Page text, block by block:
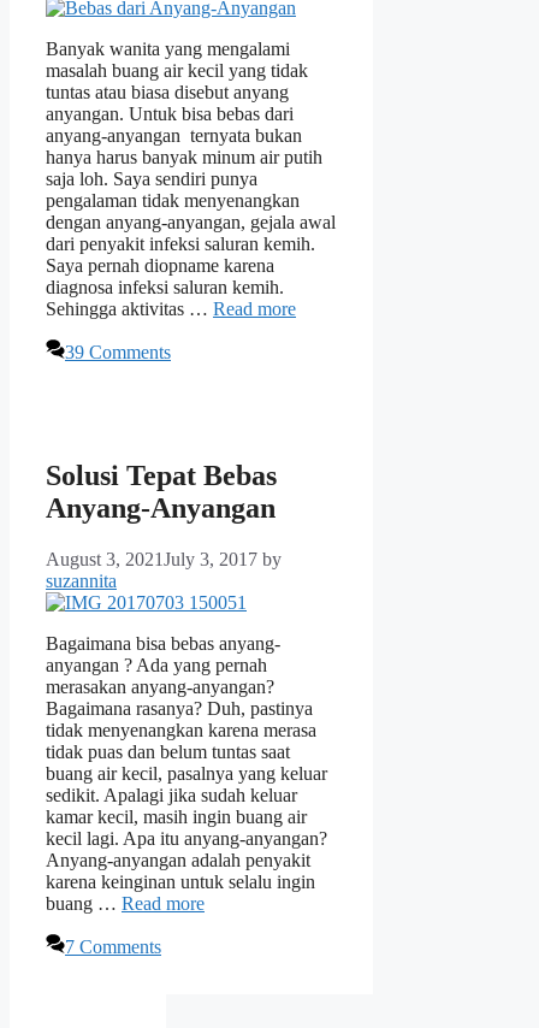
Banyak wanita yang mengalami
masalah buang air kecil yang tidak
tuntas atau biasa disebut anyang
anyangan. Untuk bisa bebas dari
anyang-anyangan ternyata bukan
hanya harus banyak minum air putih
saja loh. Saya sendiri punya
pengalaman tidak menyenangkan
dengan anyang-anyangan, gejala awal
dari penyakit infeksi saluran kemih.
Saya pernah diopname karena
diagnosa infeksi saluran kemih.
Sehingga aktivitas … Read more
39 Comments
Solusi Tepat Bebas
Anyang-Anyangan
August 3, 2021July 3, 2017 by
suzannita
Bagaimana bisa bebas anyang-
anyangan ? Ada yang pernah
merasakan anyang-anyangan?
Bagaimana rasanya? Duh, pastinya
tidak menyenangkan karena merasa
tidak puas dan belum tuntas saat
buang air kecil, pasalnya yang keluar
sedikit. Apalagi jika sudah keluar
kamar kecil, masih ingin buang air
kecil lagi. Apa itu anyang-anyangan?
Anyang-anyangan adalah penyakit
karena keinginan untuk selalu ingin
buang … Read more
7 Comments